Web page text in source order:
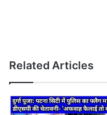
Related Articles